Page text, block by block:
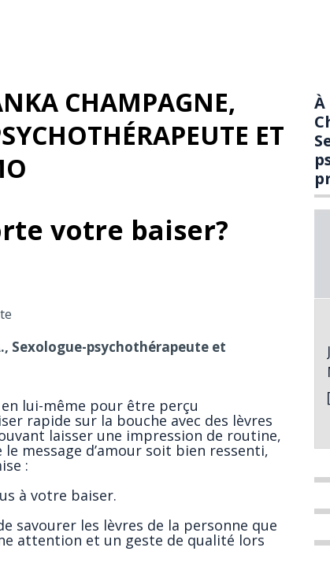
CHAMPAGNE,
ET
votre baiser?
Sexologue-psychothérapeute et
lui-même pour être perçu
rapide sur la bouche avec des lèvres
laisser une impression de routine,
le message d’amour soit bien ressenti,
:
à votre baiser.
savourer les lèvres de la personne que
attention et un geste de qualité lors
À